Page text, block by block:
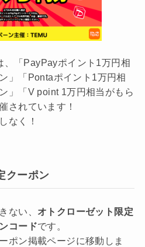
、「PayPayポイント1万円相
」「Pontaポイント1万円相
」「V point 1万円相当がもら
されています！
なく！
クーポン
ない、 オトクローゼット限定
コードです。
ポン掲載ページに移動しま